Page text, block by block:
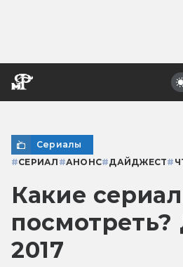
Сериалы
#СЕРИАЛ #АНОНС#ДАЙДЖЕСТ#
Какие
посмотреть?
2017